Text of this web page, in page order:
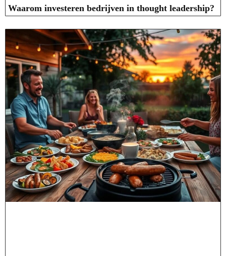
Waarom investeren bedrijven in thought leadership?